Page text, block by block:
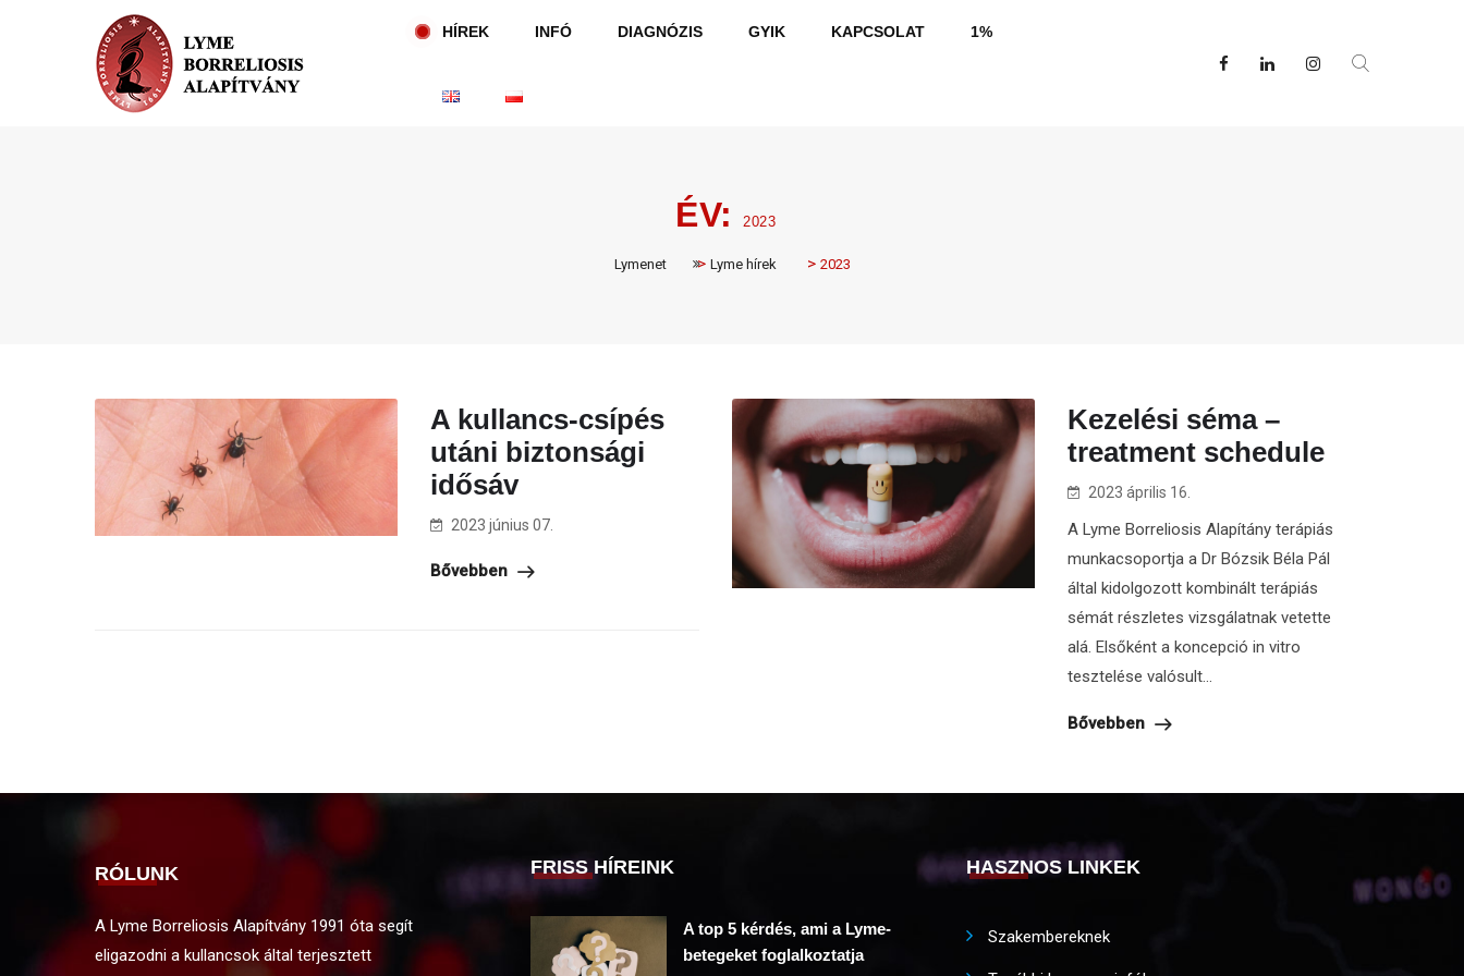
HÍREK INFÓ DIAGNÓZIS GYIK KAPCSOLAT 1%
ÉV: 2023
Lymenet > Lyme hírek > 2023
A kullancs-csípés
utáni biztonsági
idősáv
2023 június 07.
Bővebben
Kezelési séma –
treatment schedule
2023 április 16.
A Lyme Borreliosis Alapítány terápiás
munkacsoportja a Dr Bózsik Béla Pál
által kidolgozott kombinált terápiás
sémát részletes vizsgálatnak vetette
alá. Elsőként a koncepció in vitro
tesztelése valósult...
Bővebben
RÓLUNK
A Lyme Borreliosis Alapítvány 1991 óta segít
eligazodni a kullancsok által terjesztett
FRISS HÍREINK
A top 5 kérdés, ami a Lyme-
betegeket foglalkoztatja
HASZNOS LINKEK
Szakembereknek